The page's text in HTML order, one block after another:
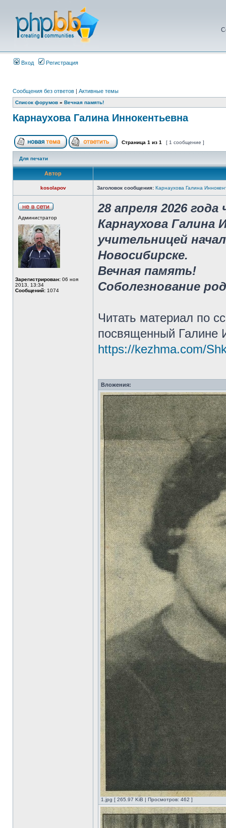
Вход Регистрация
Сообщения без ответов | Активные темы
Список форумов » Вечная память!
Карнаухова Галина Иннокентьевна
Страница 1 из 1 [ 1 сообщение ]
Для печати
Автор
kosolapov Заголовок сообщения: Карнаухова Галина
Администратор
Зарегистрирован: 06 ноя
2013, 13:34
Сообщений: 1074
28 апреля 2026
Карнаухова Галина
учительницей
Новосибирске.
Вечная память!
Соболезнование
Читать материал по
посвященный Галине
https://kezhma.com/
Вложения:
1.jpg [ 265.97 KiB | Просмотров: 462 ]